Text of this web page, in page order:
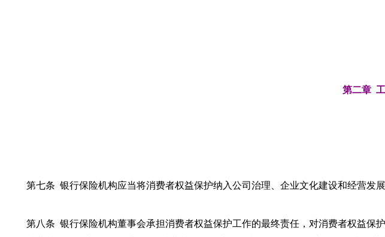
第二章
第七条 银行保险机构应当将消费者权益保护纳入公司治理、企业文化建设和经营发
第八条 银行保险机构董事会承担消费者权益保护工作的最终责任，对消费者权益保